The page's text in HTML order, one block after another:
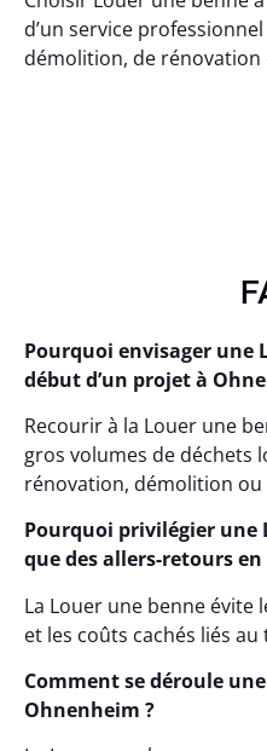
d’un service
démolition, de rénovation
Pourquoi envisager une
début d’un projet à
Recourir à la Louer une
gros volumes de déchets
rénovation, démolition
Pourquoi privilégier
que des allers-retours
La Louer une benne évite
et les coûts cachés liés
Comment se déroule
Ohnenheim ?